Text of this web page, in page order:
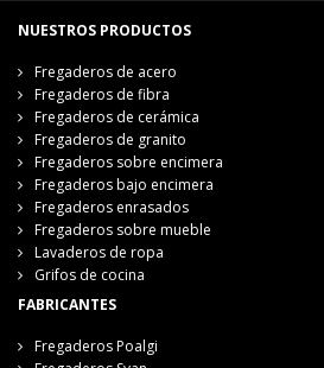
NUESTROS PRODUCTOS
Fregaderos de acero
Fregaderos de fibra
Fregaderos de cerámica
Fregaderos de granito
Fregaderos sobre encimera
Fregaderos bajo encimera
Fregaderos enrasados
Fregaderos sobre mueble
Lavaderos de ropa
Grifos de cocina
FABRICANTES
Fregaderos Poalgi